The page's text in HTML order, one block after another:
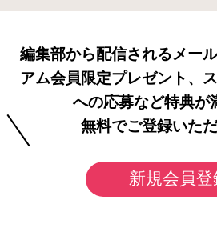
編集部から配信されるメー
アム会員限定プレゼント、
への応募など特典が
無料でご登録いただ
新規会員